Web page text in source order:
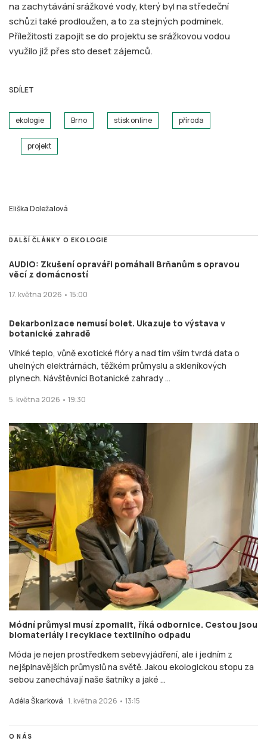
na zachytávání srážkové vody, který byl na středeční
schůzi také prodloužen, a to za stejných podmínek.
Příležitosti zapojit se do projektu se srážkovou vodou
využilo již přes sto deset zájemců.
SDÍLET
ekologie Brno stisk online příroda
projekt
Eliška Doležalová
DALŠÍ ČLÁNKY O EKOLOGIE
AUDIO: Zkušení opraváři pomáhali Brňanům s opravou
věcí z domácností
17. května 2026 • 15:00
Dekarbonizace nemusí bolet. Ukazuje to výstava v
botanické zahradě
Vlhké teplo, vůně exotické flóry a nad tím vším tvrdá data o
uhelných elektrárnách, těžkém průmyslu a skleníkových
plynech. Návštěvníci Botanické zahrady ...
5. května 2026 • 19:30
Módní průmysl musí zpomalit, říká odbornice. Cestou jsou
biomateriály i recyklace textilního odpadu
Móda je nejen prostředkem sebevyjádření, ale i jedním z
nejšpinavějších průmyslů na světě. Jakou ekologickou stopu za
sebou zanechávají naše šatníky a jaké ...
Adéla Škarková 1. května 2026 • 13:15
O NÁS